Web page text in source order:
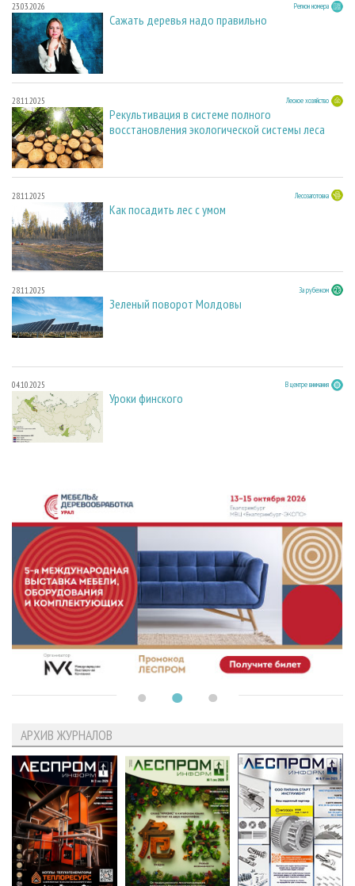
23.03.2026 Регион номера
Сажать деревья надо правильно
28.11.2025 Лесное хозяйство
Рекультивация в системе полного
восстановления экологической системы леса
28.11.2025 Лесозаготовка
Как посадить лес с умом
28.11.2025 За рубежом
Зеленый поворот Молдовы
04.10.2025 В центре внимания
Уроки финского
АРХИВ ЖУРНАЛОВ